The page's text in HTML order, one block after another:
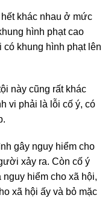
khác nhau ở mức
hình phạt cao
khung hình phạt lên
này cũng rất khác
vi phải là lỗi cố ý, có
gây nguy hiểm cho
xảy ra. Còn cố ý
hiểm cho xã hội,
xã hội ấy và bỏ mặc